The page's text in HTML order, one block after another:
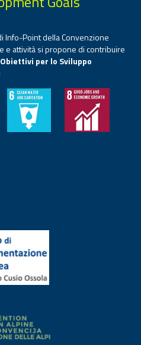
Info-Point della Convenzione
e attività si propone di contribuire
Obiettivi per lo Sviluppo